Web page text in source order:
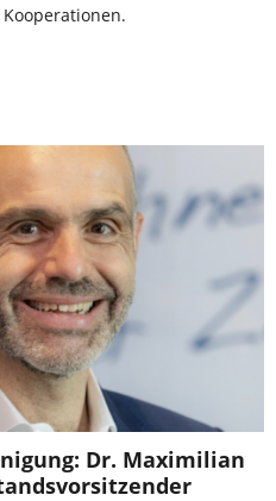
Dr. Maximilian